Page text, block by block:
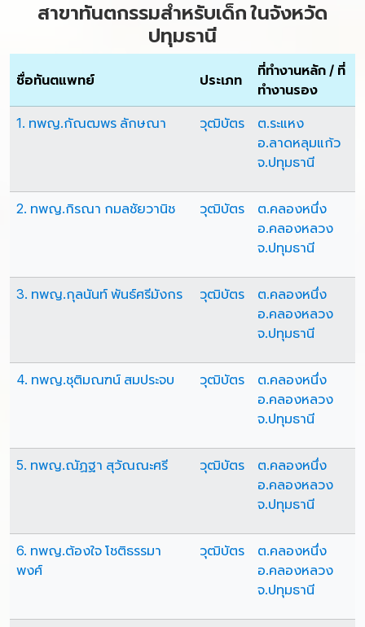
สาขาทันตกรรมสำหรับเด็ก ในจังหวัด
ปทุมธานี
ชื่อทันตแพทย์ ประเภท
ที่ทำงานหลัก / ที่
ทำงานรอง
1. ทพญ.กัณฒพร ลักษณา วุฒิบัตร
ต.ระแหง
อ.ลาดหลุมแก้ว
จ.ปทุมธานี
2. ทพญ.กิรณา กมลชัยวานิช วุฒิบัตร
ต.คลองหนึ่ง
อ.คลองหลวง
จ.ปทุมธานี
3. ทพญ.กุลนันท์ พันธ์ศรีมังกร วุฒิบัตร
ต.คลองหนึ่ง
อ.คลองหลวง
จ.ปทุมธานี
4. ทพญ.ชุติมณฑน์ สมประจบ วุฒิบัตร
ต.คลองหนึ่ง
อ.คลองหลวง
จ.ปทุมธานี
5. ทพญ.ณัฏฐา สุวัณณะศรี วุฒิบัตร
ต.คลองหนึ่ง
อ.คลองหลวง
จ.ปทุมธานี
6. ทพญ.ต้องใจ โชติธรรมา
พงศ์
วุฒิบัตร
ต.คลองหนึ่ง
อ.คลองหลวง
จ.ปทุมธานี